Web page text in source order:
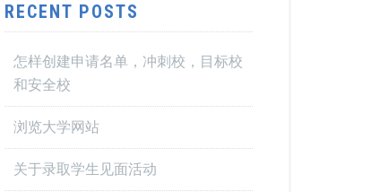
RECENT POSTS
怎样创建申请名单，冲刺校，目标校
和安全校
浏览大学网站
关于录取学生见面活动